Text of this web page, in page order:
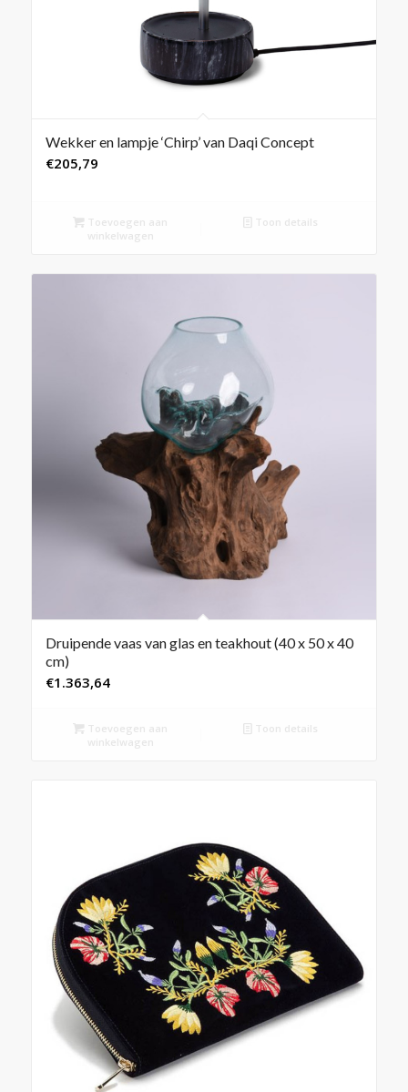
Wekker en lampje ‘Chirp’ van Daqi Concept
€205,79
Toevoegen aan
winkelwagen
Toon details
Druipende vaas van glas en teakhout (40 x 50 x 40
cm)
€1.363,64
Toevoegen aan
winkelwagen
Toon details